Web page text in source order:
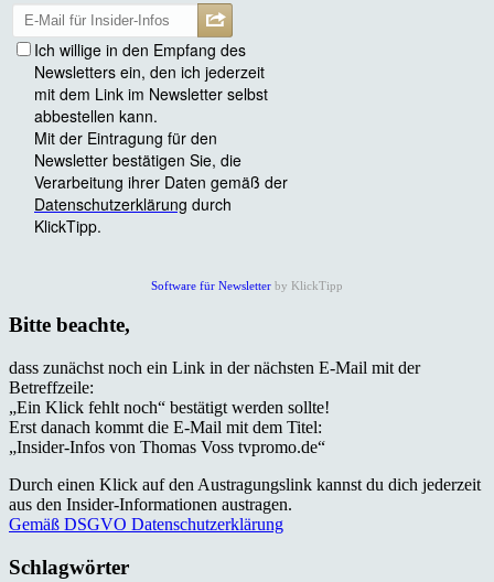
Software für Newsletter by KlickTipp
Bitte beachte,
dass zunächst noch ein Link in der nächsten E-Mail mit der
Betreffzeile:
„Ein Klick fehlt noch“ bestätigt werden sollte!
Erst danach kommt die E-Mail mit dem Titel:
„Insider-Infos von Thomas Voss tvpromo.de“
Durch einen Klick auf den Austragungslink kannst du dich jederzeit
aus den Insider-Informationen austragen.
Gemäß DSGVO Datenschutzerklärung
Schlagwörter